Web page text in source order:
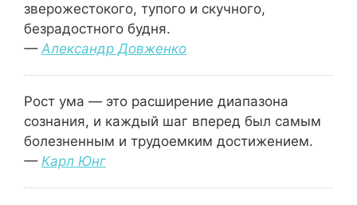
зверожестокого, тупого и скучного,
безрадостного будня.
— Александр Довженко
Рост ума — это расширение диапазона
сознания, и каждый шаг вперед был самым
болезненным и трудоемким достижением.
— Карл Юнг